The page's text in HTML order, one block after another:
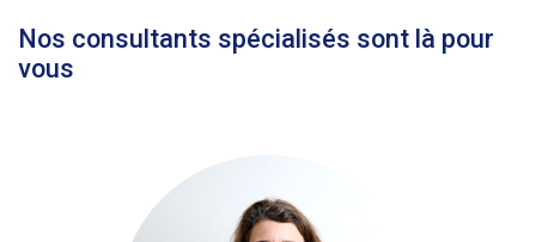
Nos consultants spécialisés sont là pour
vous